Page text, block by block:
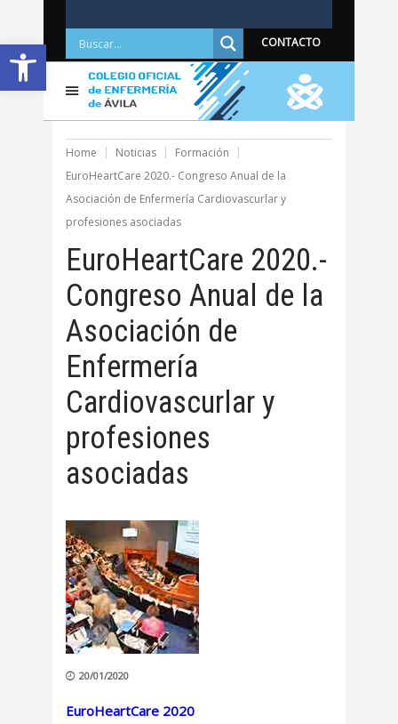
Abrir barra de herramientas CONTACTO
Home Noticias
Formación
EuroHeartCare 2020.- Congreso Anual de la
Asociación de Enfermería Cardiovascurlar y
profesiones asociadas
EuroHeartCare 2020.-
Congreso Anual de la
Asociación de
Enfermería
Cardiovascurlar y
profesiones
asociadas
20/01/2020
EuroHeartCare 2020